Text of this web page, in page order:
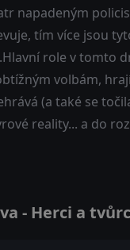
napadeným
tím více jsou
role v tomto
volbám,
(a také se
reality... a do
- Herci a